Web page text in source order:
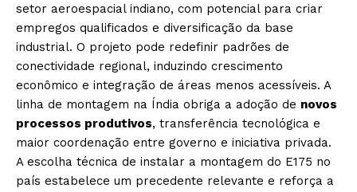
setor aeroespacial indiano, com potencial para criar
empregos qualificados e diversificação da base
industrial. O projeto pode redefinir padrões de
conectividade regional, induzindo crescimento
econômico e integração de áreas menos acessíveis. A
linha de montagem na Índia obriga a adoção de novos
processos produtivos, transferência tecnológica e
maior coordenação entre governo e iniciativa privada.
A escolha técnica de instalar a montagem do E175 no
país estabelece um precedente relevante e reforça a